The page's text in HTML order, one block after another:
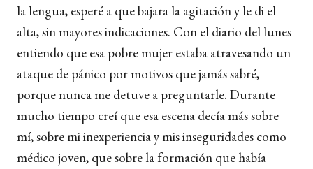
la lengua, esperé a que bajara la agitación y le di el
alta, sin mayores indicaciones. Con el diario del lunes
entiendo que esa pobre mujer estaba atravesando un
ataque de pánico por motivos que jamás sabré,
porque nunca me detuve a preguntarle. Durante
mucho tiempo creí que esa escena decía más sobre
mí, sobre mi inexperiencia y mis inseguridades como
médico joven, que sobre la formación que había